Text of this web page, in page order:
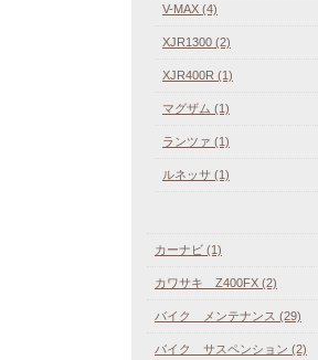
V-MAX (4)
XJR1300 (2)
XJR400R (1)
マグザム (1)
ランツァ (1)
ルネッサ (1)
カーナビ (1)
カワサキ Z400FX (2)
バイク メンテナンス (29)
バイク サスペンション (2)